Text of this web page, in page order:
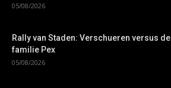
05/08/2026
Rally van Staden: Verschueren versus de
familie Pex
05/08/2026